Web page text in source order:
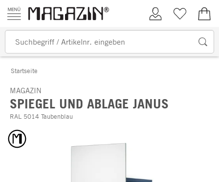
Zum Inhalt springen
Kundenkonto
Merkliste
Startseite
MAGAZIN
SPIEGEL UND ABLAGE JANUS
RAL 5014 Taubenblau